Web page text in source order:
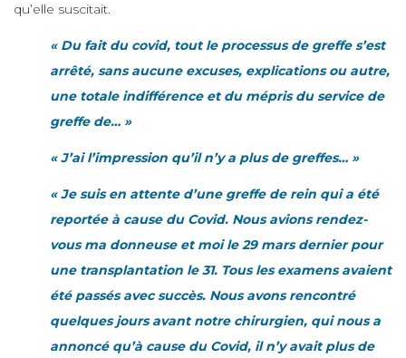
qu’elle suscitait.
« Du fait du covid, tout le processus de greffe s’est
arrêté, sans aucune excuses, explications ou autre,
une totale indifférence et du mépris du service de
greffe de… »
« J’ai l’impression qu’il n’y a plus de greffes… »
« Je suis en attente d’une greffe de rein qui a été
reportée à cause du Covid. Nous avions rendez-
vous ma donneuse et moi le 29 mars dernier pour
une transplantation le 31. Tous les examens avaient
été passés avec succès. Nous avons rencontré
quelques jours avant notre chirurgien, qui nous a
annoncé qu’à cause du Covid, il n’y avait plus de